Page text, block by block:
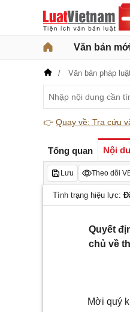
Văn bản
Văn bản pháp
👉 Quay về: Tra cứu
Tổng quan Nội
Lưu Theo dõi
Tình trạng hiệu lực:
Quyết
chủ về
Mời quý